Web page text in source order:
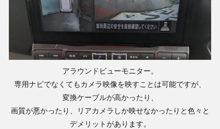
アラウンドビューモニター。
専用ナビでなくてもカメラ映像を映すことは可能ですが、
変換ケーブルが高かったり、
画質が悪かったり、リアカメラしか映せなかったりと色々と
デメリットがあります。